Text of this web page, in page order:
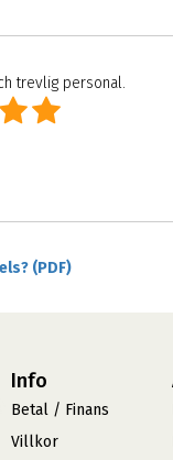
trevlig personal.
(PDF)
Info
Betal / Finans
Villkor